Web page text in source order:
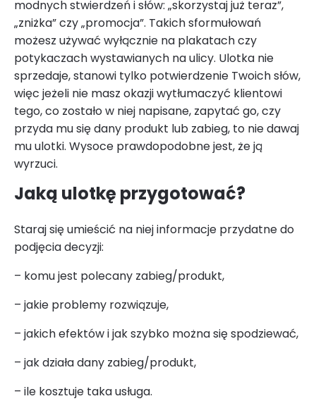
modnych stwierdzeń i słów: „skorzystaj już teraz”,
„zniżka” czy „promocja”. Takich sformułowań
możesz używać wyłącznie na plakatach czy
potykaczach wystawianych na ulicy. Ulotka nie
sprzedaje, stanowi tylko potwierdzenie Twoich słów,
więc jeżeli nie masz okazji wytłumaczyć klientowi
tego, co zostało w niej napisane, zapytać go, czy
przyda mu się dany produkt lub zabieg, to nie dawaj
mu ulotki. Wysoce prawdopodobne jest, że ją
wyrzuci.
Jaką ulotkę przygotować?
Staraj się umieścić na niej informacje przydatne do
podjęcia decyzji:
– komu jest polecany zabieg/produkt,
– jakie problemy rozwiązuje,
– jakich efektów i jak szybko można się spodziewać,
– jak działa dany zabieg/produkt,
– ile kosztuje taka usługa.